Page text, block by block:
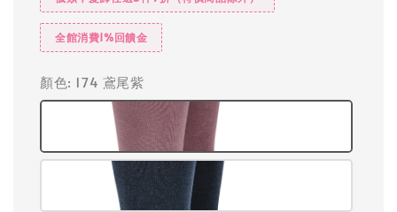
全館消費1%回饋金
顏色: 174 鳶尾紫